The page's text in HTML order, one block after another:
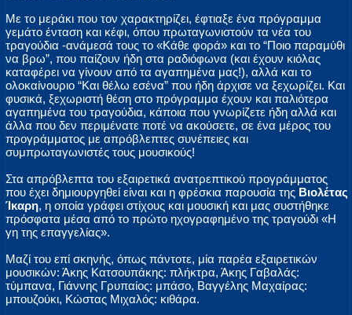
Με το μεράκι που τον χαρακτηρίζει, έφτιαξε ένα πρόγραμμα
γεμάτο ένταση και κέφι, όπου πρωταγωνιστούν τα νέα του
τραγούδια -ανάμεσά τους το «Κάθε φορά» και το “Ποιο παραμύθι
να βρω”, που παίζουν ήδη στα ραδιόφωνα (και έχουν κιόλας
καταφέρει να γίνουν από τα αγαπημένα μας!), αλλά και το
ολοκαίνουριο “Και θέλω εσένα” που ήδη άρχισε να ξεχωρίζει. Και
φυσικά, ξεχωριστή θέση στο πρόγραμμα έχουν και παλιότερα
αγαπημένα του τραγούδια, κάποια που γνωρίζετε ήδη αλλά και
άλλα που δεν περιμένατε ποτέ να ακούσετε, σε ένα μέρος του
προγράμματος με απρόβλεπτες συνέπειες και
συμπρωταγωνιστές τους μουσικούς!
Στα απρόβλεπτα του εξαιρετικά ανατρεπτικού προγράμματος
που έχει δημιουργηθεί είναι και η φρέσκια παρουσία της Βιολέτας
Ίκαρη, η οποία γράφει στίχους και μουσική και μας συστήθηκε
πρόσφατα μέσα από το πρώτο ηχογραφημένο της τραγούδι «Η
γη της επαγγελίας».
Μαζί του επί σκηνής, όπως πάντοτε, μία παρέα εξαιρετικών
μουσικών: Άκης Κατσουπάκης: πλήκτρα, Άκης Γαβαλάς:
τύμπανα, Γιάννης Γρυπαίος: μπάσο, Βαγγέλης Μαχαίρας:
μπουζούκι, Κώστας Μιχαλός: κιθάρα.